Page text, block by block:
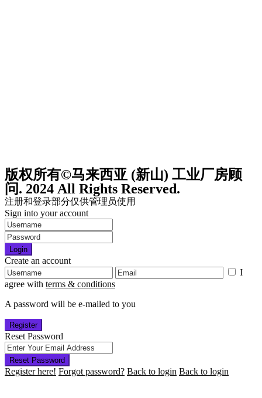
版权所有©马来西亚 (新山) 工业厂房顾
问. 2024 All Rights Reserved.
注册和登录部分仅供管理员使用
Sign into your account
Login
Create an account
I
agree with terms & conditions
A password will be e-mailed to you
Register
Reset Password
Reset Password
Register here! Forgot password? Back to login Back to login